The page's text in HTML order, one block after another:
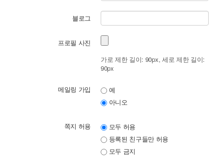
블로그
프로필 사진
가로 제한 길이: 90px, 세로 제한 길이:
90px
메일링 가입
예
아니오
쪽지 허용
모두 허용
등록된 친구들만 허용
모두 금지